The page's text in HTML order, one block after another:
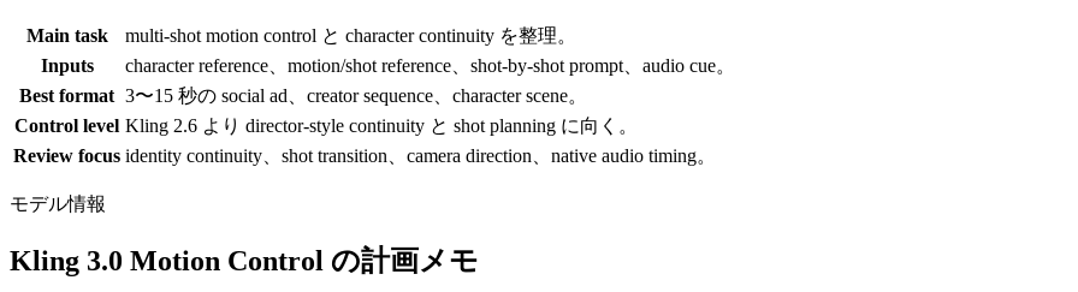
Main task
multi-shot motion control と character continuity を整理。
Inputs
character reference、motion/shot reference、shot-by-shot prompt、audio cue。
Best format 3〜15 秒の social ad、creator sequence、character scene。
Control level Kling 2.6 より director-style continuity と shot planning に向く。
Review focus identity continuity、shot transition、camera direction、native audio timing。
モデル情報
Kling 3.0 Motion Control の計画メモ